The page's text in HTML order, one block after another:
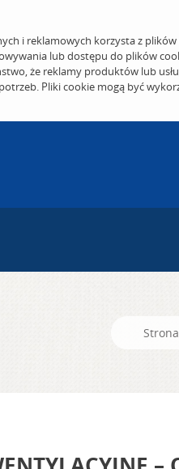
i reklamowych korzysta z
lub dostępu do plików
że reklamy produktów lub
Pliki cookie mogą być